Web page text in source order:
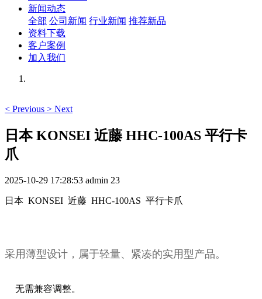
新闻动态
全部 公司新闻 行业新闻 推荐新品
资料下载
客户案例
加入我们
< Previous > Next
日本 KONSEI 近藤 HHC-100AS 平行卡
爪
2025-10-29 17:28:53 admin 23
日本 KONSEI 近藤 HHC-100AS 平行卡爪
采用薄型设计，属于轻量、紧凑的实用型产品。
无需兼容调整。